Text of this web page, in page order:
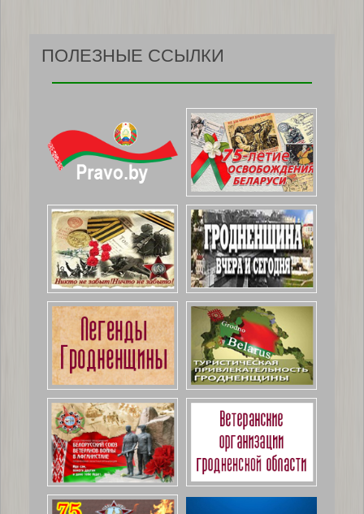
ПОЛЕЗНЫЕ ССЫЛКИ